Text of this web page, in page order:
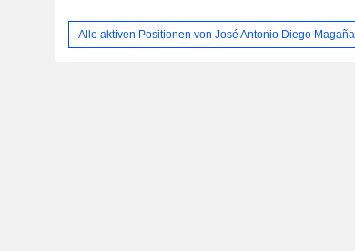
Alle aktiven Positionen von José Antonio Diego Magaña